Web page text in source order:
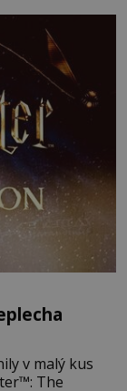
v malý kus
The